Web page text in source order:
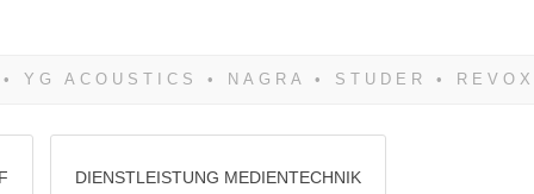
DIENSTLEISTUNG MEDIENTECHNIK